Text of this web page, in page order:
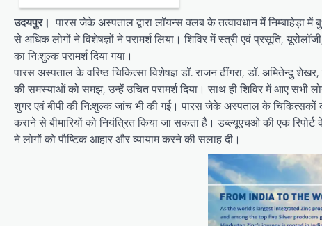
उदयपुर। पारस जेके अस्पताल द्वारा लॉयन्स क्लब के तत्वावधान में निम्बाहेड़ा में
से अधिक लोगों ने विशेषज्ञों ने परामर्श लिया। शिविर में स्त्री एवं प्रसूति,
का नि:शुल्क परामर्श दिया गया।
पारस अस्पताल के वरिष्ठ चिकित्सा विशेषज्ञ डॉ. राजन ढींगरा, डॉ. अमितेन्दु
की समस्याओं को समझ, उन्हें उचित परामर्श दिया। साथ ही शिविर में आए सभी
शुगर एवं बीपी की नि:शुल्क जांच भी की गई। पारस जेके अस्पताल के
कराने से बीमारियों को नियंत्रित किया जा सकता है। डब्ल्यूएचओ की एक
ने लोगों को पौष्टिक आहार और व्यायाम करने की सलाह दी।